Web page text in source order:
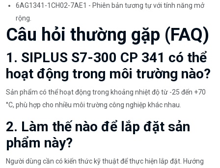
6AG1341-1CH02-7AE1 - Phiên bản tương tự với tính năng mở
rộng.
Câu hỏi thường gặp (FAQ)
1. SIPLUS S7-300 CP 341 có thể
hoạt động trong môi trường nào?
Sản phẩm có thể hoạt động trong khoảng nhiệt độ từ -25 đến +70
°C, phù hợp cho nhiều môi trường công nghiệp khác nhau.
2. Làm thế nào để lắp đặt sản
phẩm này?
Người dùng cần có kiến thức kỹ thuật để thực hiện lắp đặt. Hướng